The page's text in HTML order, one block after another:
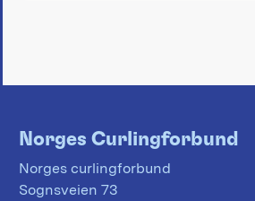
Norges Curlingforbund
Norges curlingforbund
Sognsveien 73